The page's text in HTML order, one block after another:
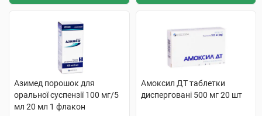
Азимед порошок для
оральної суспензії 100 мг/5
мл 20 мл 1 флакон
Амоксил ДТ таблетки
дисперговані 500 мг 20 шт